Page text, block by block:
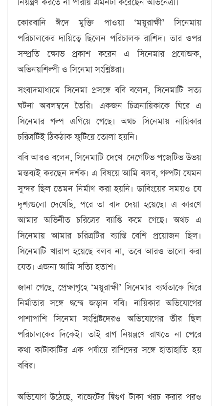
কোরবানি ঈদে মুক্তি পাওয়া ‘ময়ূরাক্ষী’ সিনেমায়
পরিচালকের দায়িত্বে ছিলেন পরিচালক রাশিদ। তার ওপর
সম্প্রতি ক্ষোভ প্রকাশ করেন এ সিনেমার প্রযোজক,
অভিনয়শিল্পী ও সিনেমা সংশ্লিষ্টরা।
সংবাদমাধ্যমে সিনেমা প্রসঙ্গে ববি বলেন, সিনেমাটি সত্য
ঘটনা অবলম্বনে তৈরি। একজন চিত্রনায়িকাকে ঘিরে এ
সিনেমার গল্প এগিয়ে গেছে। অথচ সিনেমায় নায়িকার
চরিত্রটিই ঠিকঠাক ফুটিয়ে তোলা হয়নি।
ববি আরও বলেন, সিনেমাটি দেখে নেগেটিভ পজেটিভ উভয়
মন্তব্যই করছেন দর্শক। এ বিষয়ে আমি বলব, গল্পটা যেমন
সুন্দর ছিল তেমন নির্মাণ করা হয়নি। ডাবিংয়ের সময়ও যে
দৃশ্যগুলো দেখেছি, পরে তা বাদ দেয়া হয়েছে। এ কারণে
আমার অভিনীত চরিত্রের ব্যাপ্তি কমে গেছে। অথচ এ
সিনেমায় আমার চরিত্রটির ব্যাপ্তি বেশি প্রয়োজন ছিল।
সিনেমাটি খারাপ হয়েছে বলব না, তবে আরও ভালো করা
যেত। এজন্য আমি সত্যি হতাশ।
জানা গেছে, প্রেক্ষাগৃহে ‘ময়ূরাক্ষী’ সিনেমার ব্যর্থতাকে ঘিরে
নির্মাতার সঙ্গে দ্বন্দ্বে জড়ান ববি। নায়িকার অভিযোগের
পাশাপাশি সিনেমা সংশ্লিষ্টদেরও অভিযোগের তীর ছিল
পরিচালকের দিকেই। তাই রাগ নিয়ন্ত্রণে রাখতে না পেরে
কথা কাটাকাটির এক পর্যায়ে রাশিদের সঙ্গে হাতাহাতি হয়
ববির।
অভিযোগ উঠেছে, বাজেটের দ্বিগুণ টাকা খরচ করার পরও